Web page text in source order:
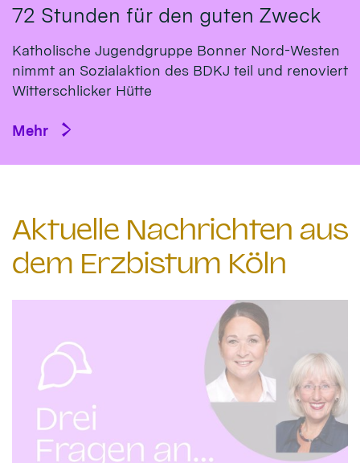
72 Stunden für den guten Zweck
Katholische Jugendgruppe Bonner Nord-Westen
nimmt an Sozialaktion des BDKJ teil und renoviert
Witterschlicker Hütte
Mehr
Aktuelle Nachrichten aus
dem Erzbistum Köln